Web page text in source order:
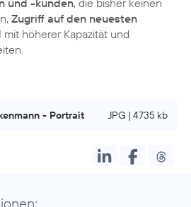
und -kunden, die bisher keinen
Zugriff auf den neuesten
mit höherer Kapazität und
- Portrait JPG | 4735 kb